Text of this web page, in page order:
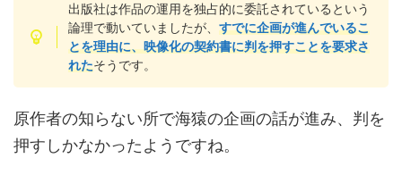
出版社は作品の運用を独占的に委託されているという
論理で動いていましたが、すでに企画が進んでいるこ
とを理由に、映像化の契約書に判を押すことを要求さ
れたそうです。
原作者の知らない所で海猿の企画の話が進み、判を
押すしかなかったようですね。